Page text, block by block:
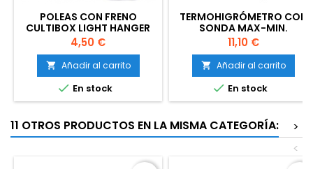
POLEAS CON FRENO
CULTIBOX LIGHT HANGER
Precio
4,50 €
 Añadir al carrito
 En stock
TERMOHIGRÓMETRO CON
SONDA MAX-MIN.
PANTALLA GRANDE
Precio
11,10 €
 Añadir al carrito
 En stock
11 OTROS PRODUCTOS EN LA MISMA CATEGORÍA:
>
<